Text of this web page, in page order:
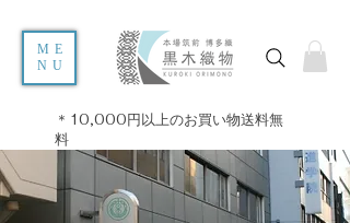
ME
NU
＊10,000円以上のお買い物送料無
料